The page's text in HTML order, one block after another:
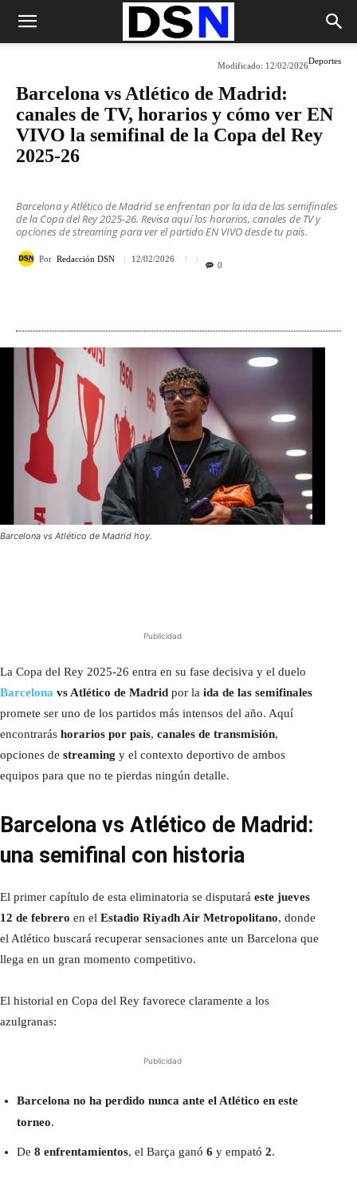
Deportes
Modificado: 12/02/2026
Barcelona vs Atlético de Madrid:
canales de TV, horarios y cómo ver EN
VIVO la semifinal de la Copa del Rey
2025-26
Barcelona y Atlético de Madrid se enfrentan por la ida de las semifinales
de la Copa del Rey 2025-26. Revisa aquí los horarios, canales de TV y
opciones de streaming para ver el partido EN VIVO desde tu país.
Por Redacción DSN 12/02/2026
0
Barcelona vs Atlético de Madrid hoy.
Publicidad
La Copa del Rey 2025-26 entra en su fase decisiva y el duelo
Barcelona vs Atlético de Madrid por la ida de las semifinales
promete ser uno de los partidos más intensos del año. Aquí
encontrarás horarios por país, canales de transmisión,
opciones de streaming y el contexto deportivo de ambos
equipos para que no te pierdas ningún detalle.
Barcelona vs Atlético de Madrid:
una semifinal con historia
El primer capítulo de esta eliminatoria se disputará este jueves
12 de febrero en el Estadio Riyadh Air Metropolitano, donde
el Atlético buscará recuperar sensaciones ante un Barcelona que
llega en un gran momento competitivo.
El historial en Copa del Rey favorece claramente a los
azulgranas:
Publicidad
Barcelona no ha perdido nunca ante el Atlético en este
torneo.
De 8 enfrentamientos, el Barça ganó 6 y empató 2.